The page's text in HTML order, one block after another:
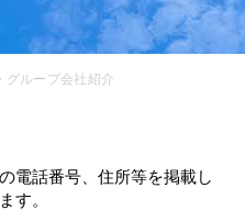
グループ会社紹介
電話番号、住所等を掲載し
す。